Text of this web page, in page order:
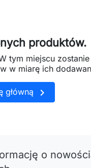
produktów.
tym miejscu
w miarę ich
główną 
o